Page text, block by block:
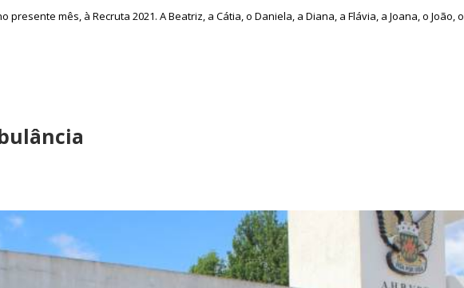
mês, à Recruta 2021. A Beatriz, a Cátia, o Daniela, a Diana, a Flávia, a Joana, o João, o